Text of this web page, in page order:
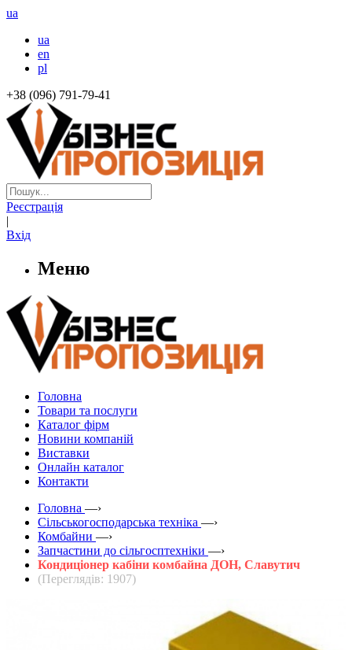
ua
ua
en
pl
+38 (096) 791-79-41
Реєстрація
|
Вхід
Меню
Головна
Товари та послуги
Каталог фірм
Новини компаній
Виставки
Онлайн каталог
Контакти
Головна —›
Сільськогосподарська техніка —›
Комбайни —›
Запчастини до сільгосптехніки —›
Кондиціонер кабіни комбайна ДОН, Славутич
(Переглядів: 1907)